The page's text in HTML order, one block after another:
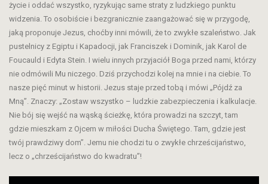
życie i oddać wszystko, ryzykując same straty z ludzkiego punktu
widzenia. To osobiście i bezgranicznie zaangażować się w przygodę,
jaką proponuje Jezus, choćby inni mówili, że to zwykłe szaleństwo. Jak
pustelnicy z Egiptu i Kapadocji, jak Franciszek i Dominik, jak Karol de
Foucauld i Edyta Stein. I wielu innych przyjaciół Boga przed nami, którzy
nie odmówili Mu niczego. Dziś przychodzi kolej na mnie i na ciebie. To
nasze pięć minut w historii. Jezus staje przed tobą i mówi „Pójdź za
Mną”. Znaczy: „Zostaw wszystko – ludzkie zabezpieczenia i kalkulacje.
Nie bój się wejść na wąską ścieżkę, która prowadzi na szczyt, tam
gdzie mieszkam z Ojcem w miłości Ducha Świętego. Tam, gdzie jest
twój prawdziwy dom”. Jemu nie chodzi tu o zwykłe chrześcijaństwo,
lecz o „chrześcijaństwo do kwadratu”!